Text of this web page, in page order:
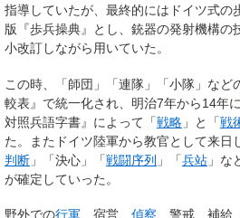
指導していたが、最終的にはドイツ式の
版『歩兵操典』とし、銃器の発射機構の
小改訂しながら用いていた。
この時、「師団」「連隊」「小隊」など
較表』で統一化され、明治7年から14年に
対照兵語字書』によって「戦略 」と「戦
た。またドイツ陸軍から教官として来日
判断 」「決心」「戦闘序列 」「兵站 」な
が確定していった。
野外での行軍 、宿営、 偵察 、警戒、補